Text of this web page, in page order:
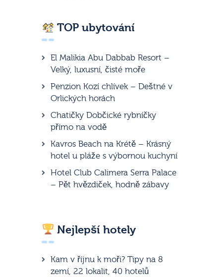
TOP ubytování
El Malikia Abu Dabbab Resort –
Velký, luxusní, čisté moře
Penzion Kozí chlívek – Deštné v
Orlických horách
Chatičky Dobčické rybníčky
přímo na vodě
Kavros Beach na Krétě – Krásný
hotel u pláže s výbornou kuchyní
Hotel Club Calimera Serra Palace
– Pět hvězdiček, hodně zábavy
Nejlepší hotely
Kam v říjnu k moři? Tipy na 8
zemí, 22 lokalit, 40 hotelů